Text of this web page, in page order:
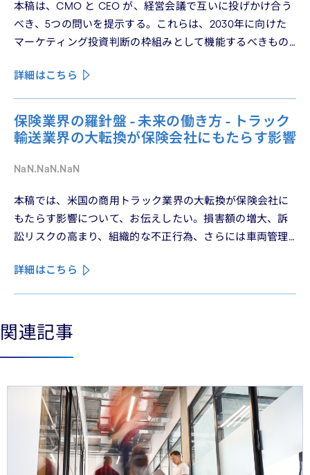
本稿は、CMO と CEO が、経営会議で互いに投げかけ合う
べき、5つの問いを提示する。これらは、2030年に向けた
マーケティング投資判断の枠組みとして機能するべきもの
詳細はこちら
保険業界の羅針盤 - 未来の働き方 - トラック
輸送業界の大転換が保険会社にもたらす影響
NaN.NaN.NaN
本稿では、米国の商用トラック業界の大転換が保険会社に
もたらす影響について、お伝えしたい。損害額の増大、訴
訟リスクの高まり、組織的な不正行為、さらには車両管理
ある。
詳細はこちら
See more See less
関連記事